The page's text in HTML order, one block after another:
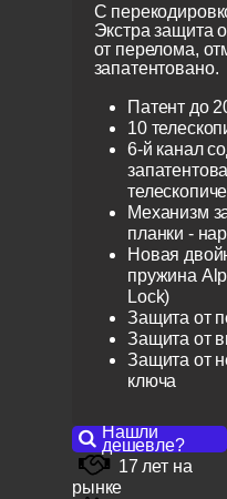
С
Экстра защита
от перелома,
запатентовано.
Патент до
10
6-й канал
Механизм
планки -
Новая
пружина
Lock)
Защита от
Защита от
Защита от
ключа
Нашли
дешевле?
17 лет на
рынке